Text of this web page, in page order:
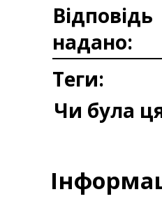
Відповідь
надано:
Теги:
Чи була